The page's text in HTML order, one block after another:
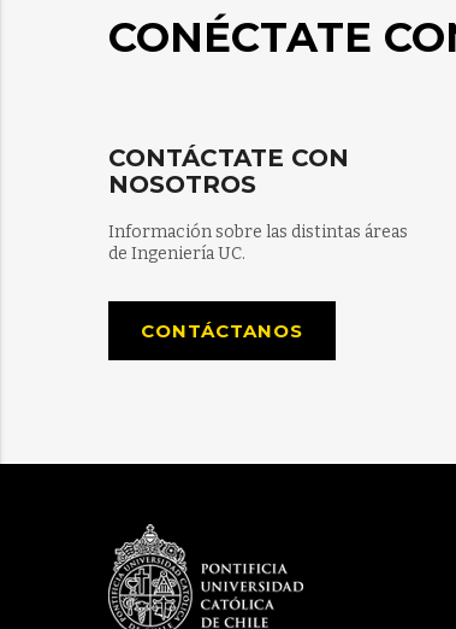
CONÉCTATE
CONTÁCTATE CON
NOSOTROS
Información sobre las distintas áreas
de Ingeniería UC.
CONTÁCTANOS